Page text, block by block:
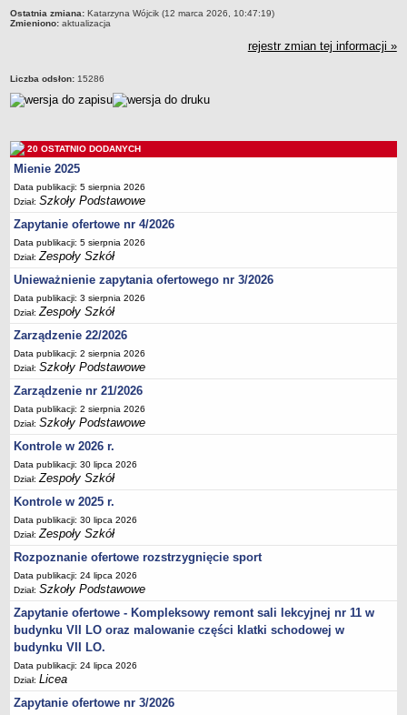
Dane podstawowe
Godziny dyżurów
Ogłoszenia
Rejestry, ewidencje, archiwa
Kontrole
PONOWNE WYKORZYSTYWANIE
Sprawozdania
Deklaracja dostępności
DEKLARACJA DOSTĘPNOŚCI
OŚWIADCZENIA MAJĄTKOWE
PONOWNE WYKORZYSTYWANIE
UDOSTĘPNIANIE INFORMACJI PUBLICZNEJ
OCHRONA DANYCH OSOBOWYCH
Ostatnia zmiana: Katarzyna Wójcik (12 marca 2026, 10:47:19)
Zmieniono: aktualizacja
rejestr zmian tej informacji »
Liczba odsłon: 15286
20 OSTATNIO DODANYCH
Mienie 2025
Data publikacji: 5 sierpnia 2026
Dział:Szkoły Podstawowe
Zapytanie ofertowe nr 4/2026
Data publikacji: 5 sierpnia 2026
Dział:Zespoły Szkół
Unieważnienie zapytania ofertowego nr 3/2026
Data publikacji: 3 sierpnia 2026
Dział:Zespoły Szkół
Zarządzenie 22/2026
Data publikacji: 2 sierpnia 2026
Dział:Szkoły Podstawowe
Zarządzenie nr 21/2026
Data publikacji: 2 sierpnia 2026
Dział:Szkoły Podstawowe
Kontrole w 2026 r.
Data publikacji: 30 lipca 2026
Dział:Zespoły Szkół
Kontrole w 2025 r.
Data publikacji: 30 lipca 2026
Dział:Zespoły Szkół
Rozpoznanie ofertowe rozstrzygnięcie sport
Data publikacji: 24 lipca 2026
Dział:Szkoły Podstawowe
Zapytanie ofertowe - Kompleksowy remont sali lekcyjnej nr 11 w
budynku VII LO oraz malowanie części klatki schodowej w
budynku VII LO.
Data publikacji: 24 lipca 2026
Dział:Licea
Zapytanie ofertowe nr 3/2026